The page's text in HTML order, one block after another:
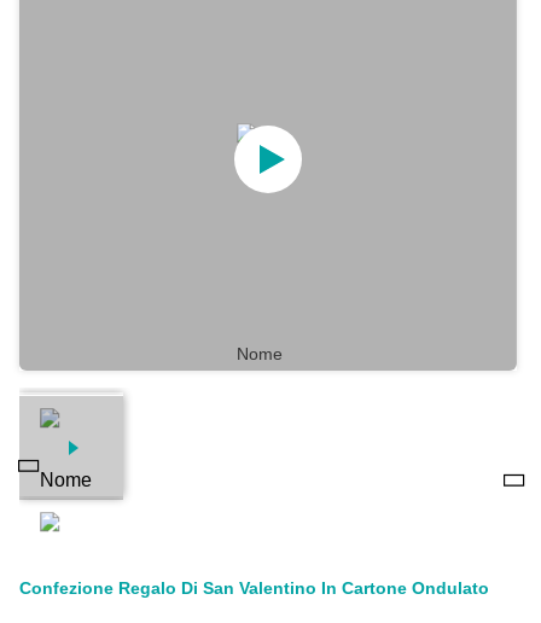
Confezione Regalo Di San Valentino In Cartone Ondulato